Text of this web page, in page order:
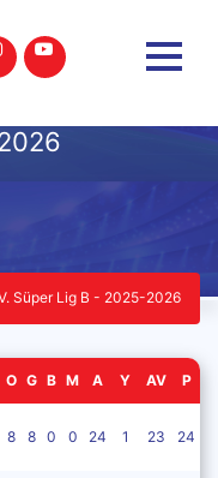
Süper Lig B - 2025-2026
O G B M A Y AV P
8 8 0 0 24 1 23 24